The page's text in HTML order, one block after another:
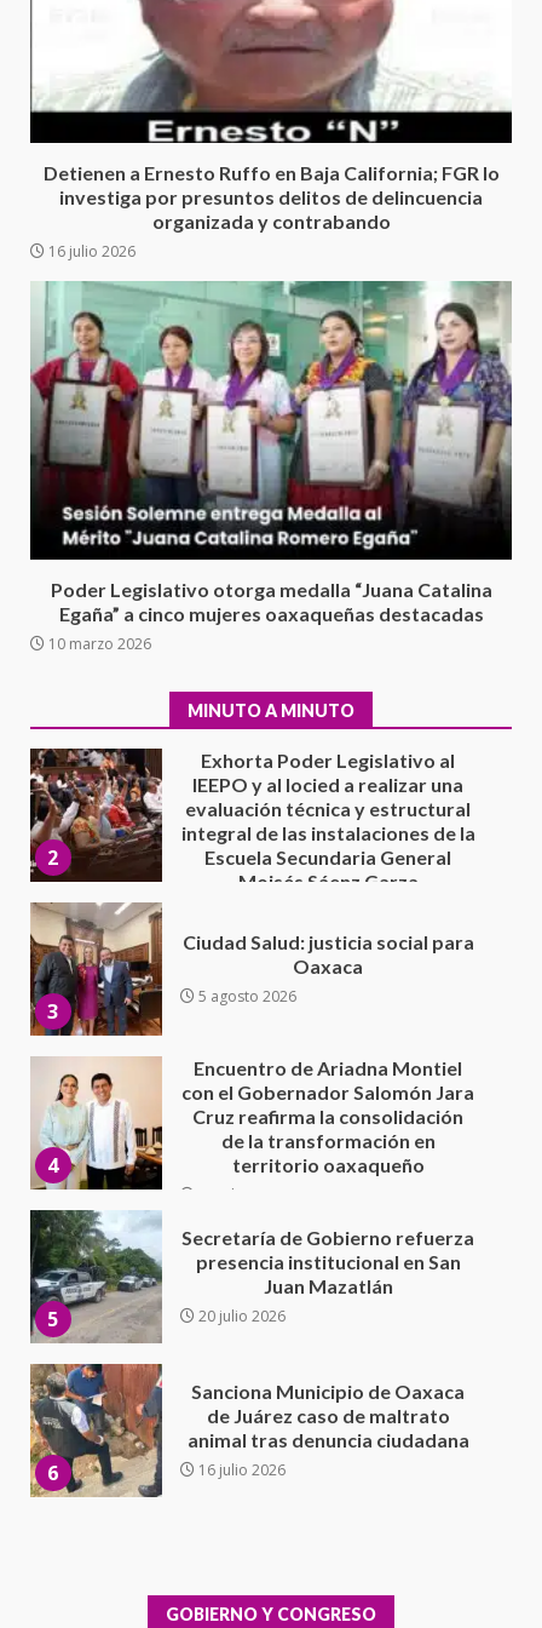
Detienen a Ernesto Ruffo en Baja California; FGR lo
investiga por presuntos delitos de delincuencia
organizada y contrabando
16 julio 2026
Poder Legislativo otorga medalla “Juana Catalina
Egaña” a cinco mujeres oaxaqueñas destacadas
10 marzo 2026
MINUTO A MINUTO
30 julio 2026
5
Secretaría de Gobierno refuerza
presencia institucional en San
Juan Mazatlán
20 julio 2026
Sanciona Municipio de Oaxaca
16 julio 2026
7
Detienen a Ernesto Ruffo en Baja
California; FGR lo investiga por
presuntos delitos de
delincuencia organizada y
contrabando
16 julio 2026
1
Avanza con orden y tranquilidad
el proceso electoral
extraordinario de Santiago
Xanica: Jesús Romero
7 agosto 2026
2
IEEPO y al Iocied a realizar una
evaluación técnica y estructural
integral de las instalaciones de la
Escuela Secundaria General
Moisés Sáenz Garza
5 agosto 2026
3
Ciudad Salud: justicia social para
Oaxaca
Encuentro de Ariadna Montiel
con el Gobernador Salomón Jara
territorio oaxaqueño
30 julio 2026
5
Secretaría de Gobierno refuerza
presencia institucional en San
6
Sanciona Municipio de Oaxaca
de Juárez caso de maltrato
Detienen a Ernesto Ruffo en Baja
presuntos delitos de
el proceso electoral
GOBIERNO Y CONGRESO